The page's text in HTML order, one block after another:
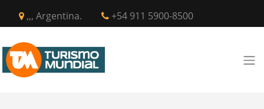
,,, Argentina. +54 911 5900-8500